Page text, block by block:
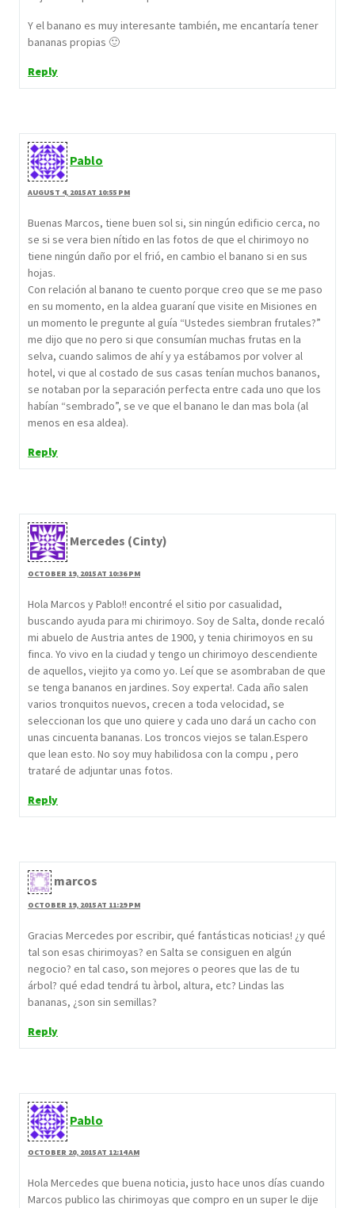
Y el banano es muy interesante también, me encantaría tener
bananas propias 🙂
Reply
Pablo
AUGUST 4, 2015 AT 10:55 PM
Buenas Marcos, tiene buen sol si, sin ningún edificio cerca, no
se si se vera bien nítido en las fotos de que el chirimoyo no
tiene ningún daño por el frió, en cambio el banano si en sus
hojas.
Con relación al banano te cuento porque creo que se me paso
en su momento, en la aldea guaraní que visite en Misiones en
un momento le pregunte al guía “Ustedes siembran frutales?”
me dijo que no pero si que consumían muchas frutas en la
selva, cuando salimos de ahí y ya estábamos por volver al
hotel, vi que al costado de sus casas tenían muchos bananos,
se notaban por la separación perfecta entre cada uno que los
habían “sembrado”, se ve que el banano le dan mas bola (al
menos en esa aldea).
Reply
Mercedes (Cinty)
OCTOBER 19, 2015 AT 10:36 PM
Hola Marcos y Pablo!! encontré el sitio por casualidad,
buscando ayuda para mi chirimoyo. Soy de Salta, donde recaló
mi abuelo de Austria antes de 1900, y tenia chirimoyos en su
finca. Yo vivo en la ciudad y tengo un chirimoyo descendiente
de aquellos, viejito ya como yo. Leí que se asombraban de que
se tenga bananos en jardines. Soy experta!. Cada año salen
varios tronquitos nuevos, crecen a toda velocidad, se
seleccionan los que uno quiere y cada uno dará un cacho con
unas cincuenta bananas. Los troncos viejos se talan.Espero
que lean esto. No soy muy habilidosa con la compu , pero
trataré de adjuntar unas fotos.
Reply
marcos
OCTOBER 19, 2015 AT 11:29 PM
Gracias Mercedes por escribir, qué fantásticas noticias! ¿y qué
tal son esas chirimoyas? en Salta se consiguen en algún
negocio? en tal caso, son mejores o peores que las de tu
árbol? qué edad tendrá tu àrbol, altura, etc? Lindas las
bananas, ¿son sin semillas?
Reply
Pablo
OCTOBER 20, 2015 AT 12:14 AM
Hola Mercedes que buena noticia, justo hace unos días cuando
Marcos publico las chirimoyas que compro en un super le dije